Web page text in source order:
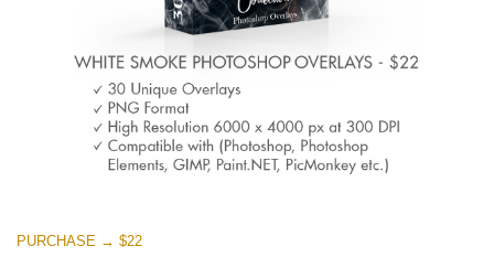
PURCHASE → $22